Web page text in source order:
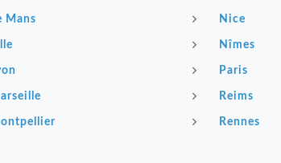
Mans Nice
Nîmes
Paris
Reims
Rennes